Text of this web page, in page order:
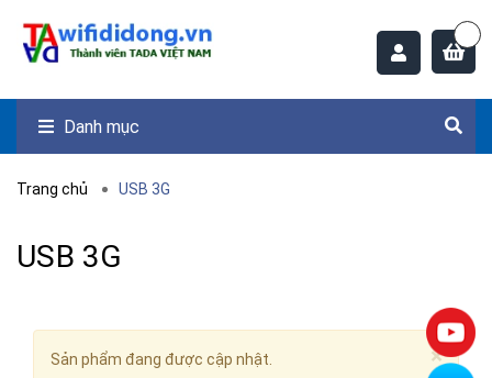
Danh mục
Trang chủ USB 3G
USB 3G
×
Sản phẩm đang được cập nhật.